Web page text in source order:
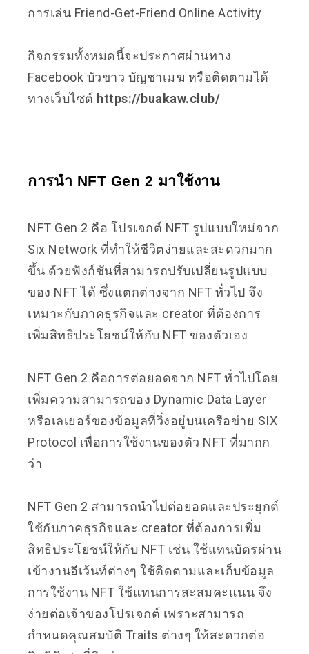
การเล่น Friend-Get-Friend Online Activity
กิจกรรมทั้งหมดนี้จะประกาศผ่านทาง
Facebook บัวขาว บัญชาเมฆ หรือติดตามได้
ทางเว็บไซต์​ https://buakaw.club/
การนำ NFT Gen 2 มาใช้งาน
NFT Gen 2 คือ โปรเจกต์ NFT รูปแบบใหม่จาก
Six Network ที่ทำให้ชีวิตง่ายและสะดวกมาก
ขึ้น ด้วยฟังก์ชันที่สามารถปรับเปลี่ยนรูปแบบ
ของ NFT ได้ ซึ่งแตกต่างจาก NFT ทั่วไป จึง
เหมาะกับภาคธุรกิจและ creator ที่ต้องการ
เพิ่มสิทธิประโยชน์ให้กับ NFT ของตัวเอง
NFT Gen 2 คือการต่อยอดจาก NFT ทั่วไปโดย
เพิ่มความสามารถของ Dynamic Data Layer
หรือเลเยอร์ของข้อมูลที่วิ่งอยู่บนเครือข่าย SIX
Protocol เพื่อการใช้งานของตัว NFT ที่มากก
ว่า
NFT Gen 2 สามารถนำไปต่อยอดและประยุกต์
ใช้กับภาคธุรกิจและ creator ที่ต้องการเพิ่ม
สิทธิประโยชน์ให้กับ NFT เช่น ใช้แทนบัตรผ่าน
เข้างานอีเว้นท์ต่างๆ ใช้ติดตามและเก็บข้อมูล
การใช้งาน NFT ใช้แทนการสะสมคะแนน จึง
ง่ายต่อเจ้าของโปรเจกต์ เพราะสามารถ
กำหนดคุณสมบัติ Traits ต่างๆ ให้สะดวกต่อ